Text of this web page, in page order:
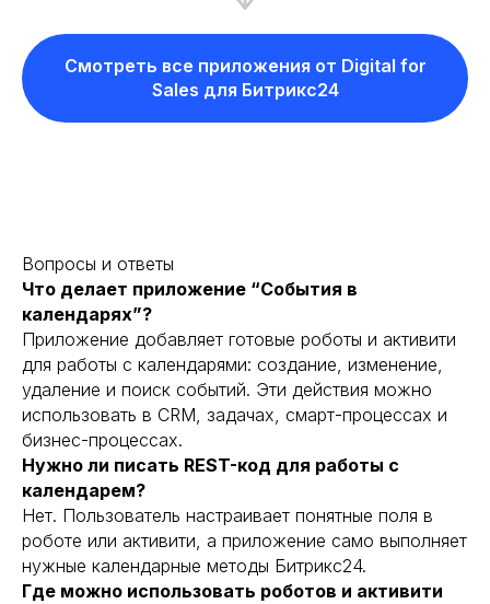
Смотреть все приложения от Digital for
Sales для Битрикс24
Вопросы и ответы
Что делает приложение “События в
календарях”?
Приложение добавляет готовые роботы и активити
для работы с календарями: создание, изменение,
удаление и поиск событий. Эти действия можно
использовать в CRM, задачах, смарт-процессах и
бизнес-процессах.
Нужно ли писать REST-код для работы с
календарем?
Нет. Пользователь настраивает понятные поля в
роботе или активити, а приложение само выполняет
нужные календарные методы Битрикс24.
Где можно использовать роботов и активити